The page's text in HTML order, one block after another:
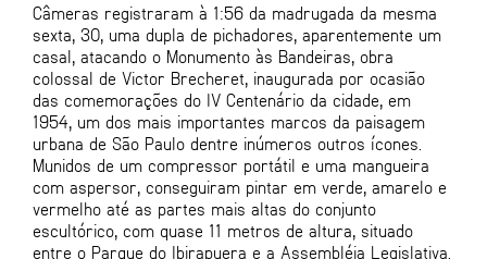
Câmeras registraram à 1:56 da madrugada da mesma
sexta, 30, uma dupla de pichadores, aparentemente um
casal, atacando o Monumento às Bandeiras, obra
colossal de Victor Brecheret, inaugurada por ocasião
das comemorações do IV Centenário da cidade, em
1954, um dos mais importantes marcos da paisagem
urbana de São Paulo dentre inúmeros outros ícones.
Munidos de um compressor portátil e uma mangueira
com aspersor, conseguiram pintar em verde, amarelo e
vermelho até as partes mais altas do conjunto
escultórico, com quase 11 metros de altura, situado
entre o Parque do Ibirapuera e a Assembléia Legislativa.